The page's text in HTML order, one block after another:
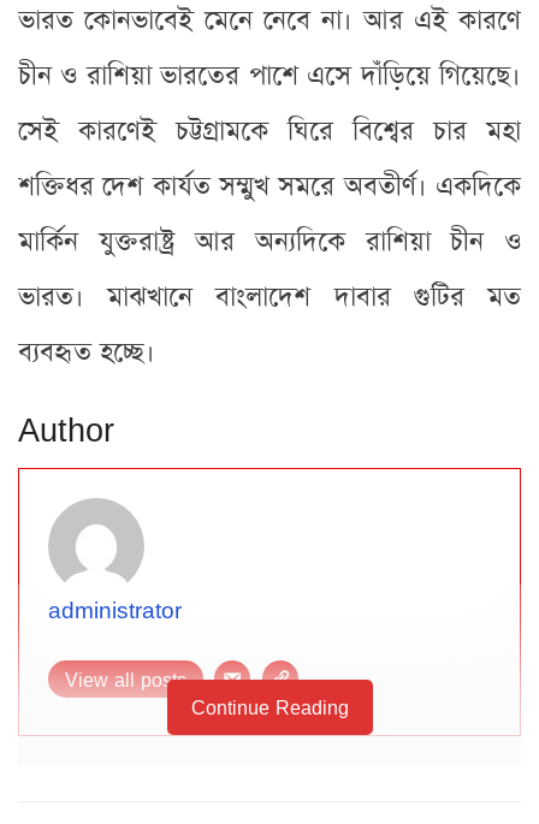
ভারত কোনভাবেই মেনে নেবে না। আর এই কারণে
চীন ও রাশিয়া ভারতের পাশে এসে দাঁড়িয়ে গিয়েছে।
সেই কারণেই চট্টগ্রামকে ঘিরে বিশ্বের চার মহা
শক্তিধর দেশ কার্যত সম্মুখ সমরে অবতীর্ণ। একদিকে
মার্কিন যুক্তরাষ্ট্র আর অন্যদিকে রাশিয়া চীন ও
ভারত। মাঝখানে বাংলাদেশ দাবার গুটির মত
ব্যবহৃত হচ্ছে।
Author
administrator
View all posts
Continue Reading